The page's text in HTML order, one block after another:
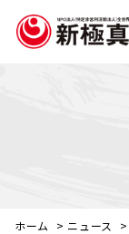
ホーム > ニュース >